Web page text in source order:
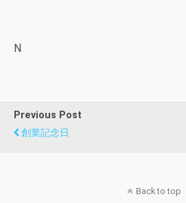
N
Previous Post
創業記念日
Back to top